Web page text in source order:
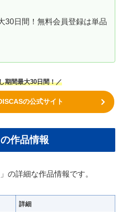
30日間！無料会員登録は単品
期間最大30日間！／
の公式サイト
作品情報
の詳細な作品情報です。
詳細